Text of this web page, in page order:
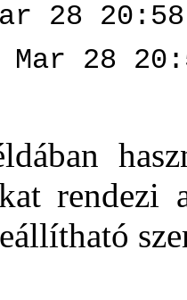
28 20:58
28
rendezi